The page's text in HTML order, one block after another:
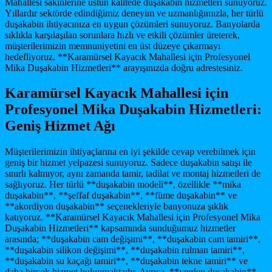
Yıllardır sektörde edindiğimiz deneyim ve uzmanlığımızla, her türlü
duşakabin ihtiyacınıza en uygun çözümleri sunuyoruz. Banyolarda
sıklıkla karşılaşılan sorunlara hızlı ve etkili çözümler üreterek,
müşterilerimizin memnuniyetini en üst düzeye çıkarmayı
hedefliyoruz. **Karamürsel Kayacık Mahallesi için Profesyonel
Mika Duşakabin Hizmetleri** arayışınızda doğru adrestesiniz.
Karamürsel Kayacık Mahallesi için
Profesyonel Mika Duşakabin Hizmetleri:
Geniş Hizmet Ağı
Müşterilerimizin ihtiyaçlarına en iyi şekilde cevap verebilmek için
geniş bir hizmet yelpazesi sunuyoruz. Sadece duşakabin satışı ile
sınırlı kalmıyor, aynı zamanda tamir, tadilat ve montaj hizmetleri de
sağlıyoruz. Her türlü **duşakabin modeli**, özellikle **mika
duşakabin**, **şeffaf duşakabin**, **füme duşakabin** ve
**akordiyon duşakabin** seçenekleriyle banyonuza şıklık
katıyoruz. **Karamürsel Kayacık Mahallesi için Profesyonel Mika
Duşakabin Hizmetleri** kapsamında sunduğumuz hizmetler
arasında; **duşakabin cam değişimi**, **duşakabin cam tamiri**,
**duşakabin silikon değişimi**, **duşakabin rulman tamiri**,
**duşakabin su kaçağı tamiri**, **duşakabin tekne tamiri** ve